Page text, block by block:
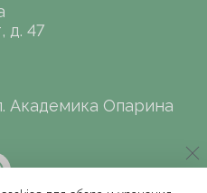
д. 47
Академика Опарина